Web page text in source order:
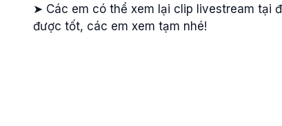
➤ Các em có thể xem lại clip livestream tại
được tốt, các em xem tạm nhé!